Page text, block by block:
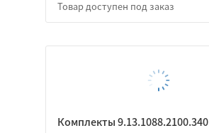
Комплекты 9.13.1088.2100.340